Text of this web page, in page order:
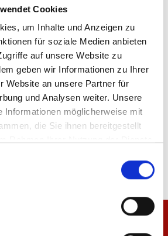
Cookies
um Inhalte und Anzeigen zu
für soziale Medien anbieten
auf unsere Website zu
geben wir Informationen zu Ihrer
Website an unsere Partner für
und Analysen weiter. Unsere
Informationen möglicherweise mit
die Sie ihnen bereitgestellt
1-3 Tage
WARENKORB